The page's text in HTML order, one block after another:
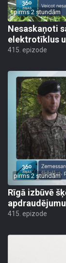
pirms 2 stundām
Nesaskaņoti
elektrotīklus
415. epizode
pirms 2 stundām
Rīgā izbūvē
apdraudējumu
415. epizode